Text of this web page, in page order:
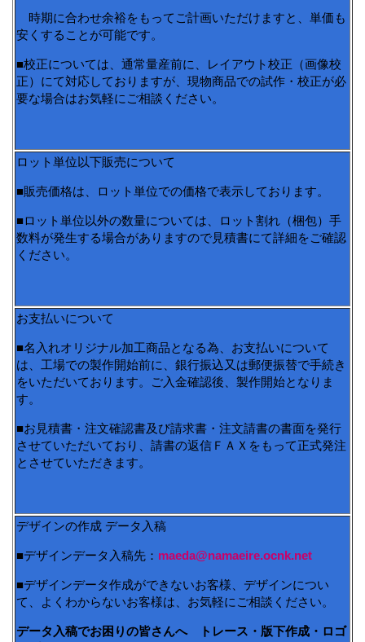
時期に合わせ余裕をもってご計画いただけますと、単価も
安くすることが可能です。
■校正については、通常量産前に、レイアウト校正（画像校
正）にて対応しておりますが、現物商品での試作・校正が必
要な場合はお気軽にご相談ください。
ロット単位以下販売について
■販売価格は、ロット単位での価格で表示しております。
■ロット単位以外の数量については、ロット割れ（梱包）手
数料が発生する場合がありますので見積書にて詳細をご確認
ください。
お支払いについて
■名入れオリジナル加工商品となる為、お支払いについて
は、工場での製作開始前に、銀行振込又は郵便振替で手続き
をいただいております。ご入金確認後、製作開始となりま
す。
■お見積書・注文確認書及び請求書・注文請書の書面を発行
させていただいており、請書の返信ＦＡＸをもって正式発注
とさせていただきます。
デザインの作成 データ入稿
■デザインデータ入稿先： maeda@namaeire.ocnk.net
■デザインデータ作成ができないお客様、デザインについ
て、よくわからないお客様は、お気軽にご相談ください。
データ入稿でお困りの皆さんへ トレース・版下作成・ロゴ